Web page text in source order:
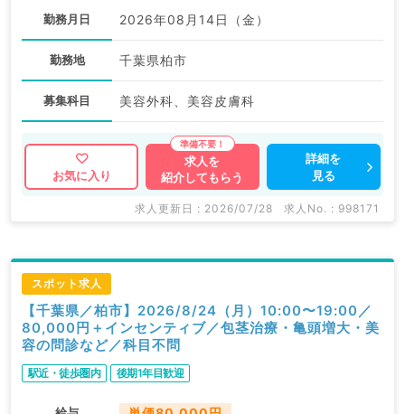
勤務月日 2026年08月14日（金）
勤務地 千葉県柏市
募集科目 美容外科、美容皮膚科
お気に入り
求人を
紹介してもらう
詳細を
見る
求人更新日 : 2026/07/28 求人No. : 998171
スポット求人
【千葉県／柏市】2026/8/24（月）10:00〜19:00／
80,000円＋インセンティブ／包茎治療・亀頭増大・美
容の問診など／科目不問
駅近・徒歩圏内 後期1年目歓迎